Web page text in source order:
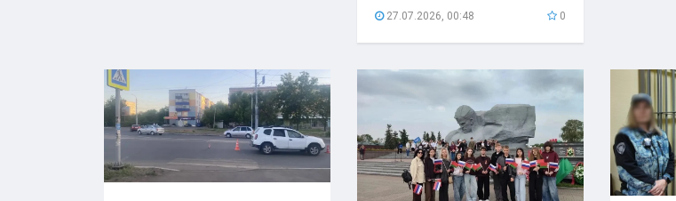
со счётом 2:1...
27.07.2026, 00:48 0